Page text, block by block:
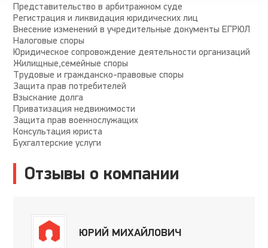
Представительство в арбитражном суде
Регистрация и ликвидация юридических лиц
Внесение изменений в учредительные документы ЕГРЮЛ
Налоговые споры
Юридическое сопровождение деятельности организаций
Жилищные,семейные споры
Трудовые и гражданско-правовые споры
Защита прав потребителей
Взыскание долга
Приватизация недвижимости
Защита прав военнослужащих
Консультация юриста
Бухгалтерские услуги
Отзывы о компании
ЮРИЙ МИХАЙЛОВИЧ